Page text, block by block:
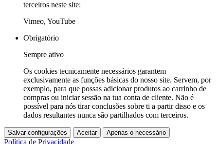
terceiros neste site:
Vimeo, YouTube
Obrigatório
Sempre ativo
Os cookies tecnicamente necessários garantem
exclusivamente as funções básicas do nosso site. Servem, por
exemplo, para que possas adicionar produtos ao carrinho de
compras ou iniciar sessão na tua conta de cliente. Não é
possível para nós tirar conclusões sobre ti a partir disso e os
dados resultantes nunca são partilhados com terceiros.
Salvar configurações Aceitar Apenas o necessário
Política de Privacidade